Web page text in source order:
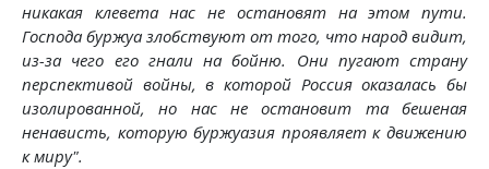
никакая клевета нас не остановят на этом пути.
Господа буржуа злобствуют от того, что народ видит,
из-за чего его гнали на бойню. Они пугают страну
перспективой войны, в которой Россия оказалась бы
изолированной, но нас не остановит та бешеная
ненависть, которую буржуазия проявляет к движению
к миру".